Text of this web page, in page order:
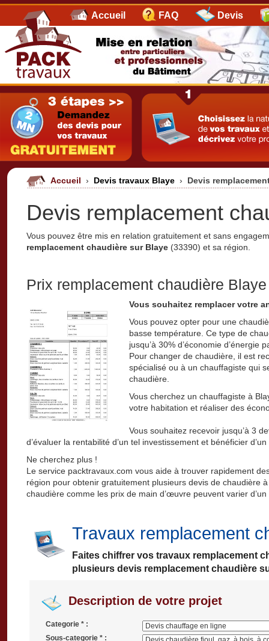
Accueil FAQ Devis
Accueil › Devis travaux Blaye › Devis
Devis remplacement
Vous pouvez être mis en relation gratuitement et sans
remplacement chaudière sur Blaye (33390) et sa région.
Prix remplacement chaudière Blaye
Vous souhaitez remplacer votre
Vous pouvez opter pour une
basse température. Ce type de
jusqu’à 30% d’économie
Pour changer de chaudière, il est
spécialisé ou à un chauffagiste qui
chaudière.
Vous cherchez un chauffagiste à
votre habitation et réaliser des
Vous souhaitez recevoir jusqu’à 3
d’évaluer la rentabilité d’un tel investissement et bénéficier
Ne cherchez plus !
Le service packtravaux.com vous aide à trouver rapidement
région pour obtenir gratuitement plusieurs devis de chaudière
chaudière comme les prix de main d’œuvre peuvent varier d’un
Travaux remplacement
Faites chiffrer vos travaux remplacement
plusieurs devis remplacement chaudière
Description de votre projet
Categorie * :
Sous-categorie * :